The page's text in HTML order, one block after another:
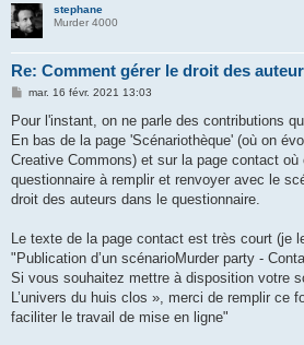
stephane
Murder 4000
Re: Comment gérer le droit des
M
s
a
g
mar. 16 févr. 2021 13:03
Pour l'instant, on ne parle des contributions
En bas de la page 'Scénariothèque' (où on
Creative Commons) et sur la page contact
questionnaire à remplir et renvoyer avec le
droit des auteurs dans le questionnaire.
Le texte de la page contact est très court (je
"Publication d’un scénarioMurder party -
Si vous souhaitez mettre à disposition votre
L’univers du huis clos », merci de remplir ce
faciliter le travail de mise en ligne"